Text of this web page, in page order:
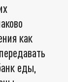
как
еды,